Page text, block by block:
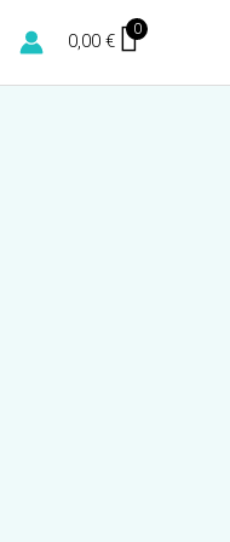
0,00 €
0